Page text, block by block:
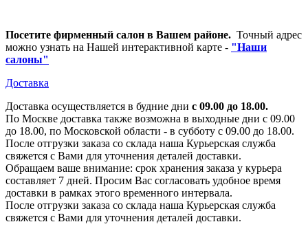
Посетите фирменный салон в Вашем районе. Точный адрес
можно узнать на Нашей интерактивной карте - "Наши
салоны"
Доставка
Доставка осуществляется в будние дни с 09.00 до 18.00.
По Москве доставка также возможна в выходные дни с 09.00
до 18.00, по Московской области - в субботу с 09.00 до 18.00.
После отгрузки заказа со склада наша Курьерская служба
свяжется с Вами для уточнения деталей доставки.
Обращаем ваше внимание: срок хранения заказа у курьера
составляет 7 дней. Просим Вас согласовать удобное время
доставки в рамках этого временного интервала.
После отгрузки заказа со склада наша Курьерская служба
свяжется с Вами для уточнения деталей доставки.